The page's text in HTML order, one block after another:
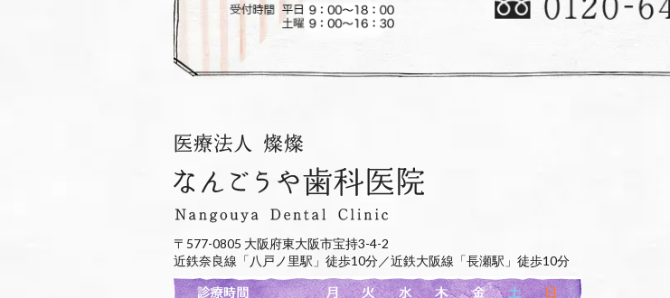
〒577-0805 大阪府東大阪市宝持3-4-2
近鉄奈良線「八戸ノ里駅」徒歩10分／近鉄大阪線「長瀬駅」徒歩10分